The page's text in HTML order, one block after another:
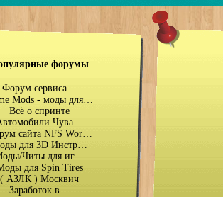
форумы
Форум сервиса…
Mods - моды для…
Всё о спринте
Чува…
сайта NFS Wor…
для 3D Инстр…
Читы для иг…
для Spin Tires
( АЗЛК ) Москвич
Заработок в…